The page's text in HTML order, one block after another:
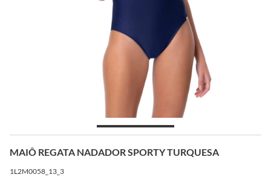
MAIÔ REGATA NADADOR SPORTY TURQUESA
1L2M0058_13_3